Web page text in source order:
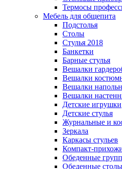
Термосы
Мебель для общепита
Подстолья
Столы
Стулья 2018
Банкетки
Барные стулья
Вешалки
Вешалки
Вешалки
Вешалки
Детские игрушки
Детские стулья
Журнальные и
Зеркала
Каркасы стульев
Компакт-
Обеденные
Обеденные столы